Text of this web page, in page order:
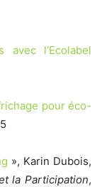
avec l’Ecolabel
pour éco-
», Karin Dubois,
la Participation,